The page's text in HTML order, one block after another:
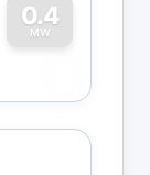
0.4
MW
0